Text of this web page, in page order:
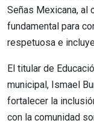
Señas Mexicana, al
fundamental para
respetuosa e
El titular de
municipal, Ismael
fortalecer la
con la comunidad